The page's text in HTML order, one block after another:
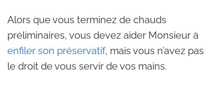
Alors que vous terminez de chauds
préliminaires, vous devez aider Monsieur à
enfiler son préservatif, mais vous n’avez pas
le droit de vous servir de vos mains.